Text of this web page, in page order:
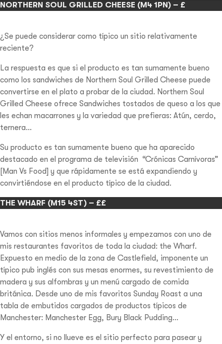
NORTHERN SOUL GRILLED CHEESE (M4 1PN) – £
¿Se puede considerar como típico un sitio relativamente
reciente?
La respuesta es que si el producto es tan sumamente bueno
como los sandwiches de Northern Soul Grilled Cheese puede
convertirse en el plato a probar de la ciudad. Northern Soul
Grilled Cheese ofrece Sandwiches tostados de queso a los que
les echan macarrones y la variedad que prefieras: Atún, cerdo,
ternera…
Su producto es tan sumamente bueno que ha aparecido
destacado en el programa de televisión “Crónicas Carnívoras”
[Man Vs Food] y que rápidamente se está expandiendo y
convirtiéndose en el producto típico de la ciudad.
THE WHARF (M15 4ST) – ££
Vamos con sitios menos informales y empezamos con uno de
mis restaurantes favoritos de toda la ciudad: the Wharf.
Expuesto en medio de la zona de Castlefield, imponente un
típico pub inglés con sus mesas enormes, su revestimiento de
madera y sus alfombras y un menú cargado de comida
británica. Desde uno de mis favoritos Sunday Roast a una
tabla de embutidos cargados de productos típicos de
Manchester: Manchester Egg, Bury Black Pudding…
Y el entorno, si no llueve es el sitio perfecto para pasear y